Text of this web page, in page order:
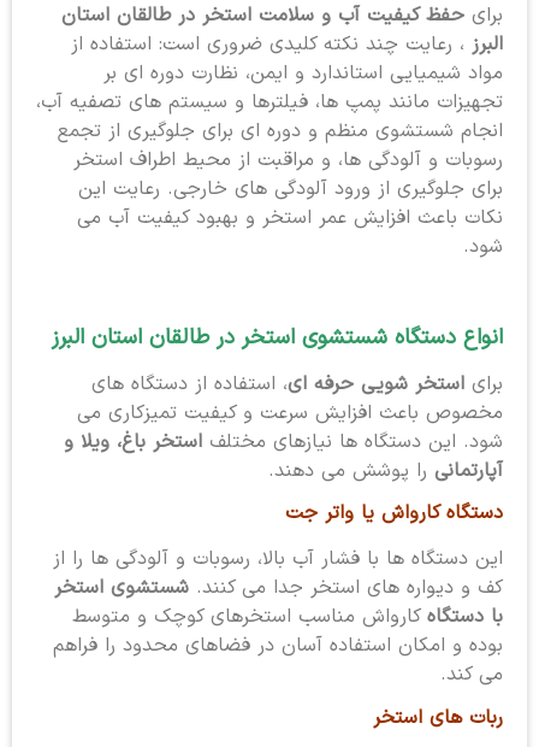
برای حفظ کیفیت آب و سلامت استخر در طالقان استان
البرز ، رعایت چند نکته کلیدی ضروری است: استفاده از
مواد شیمیایی استاندارد و ایمن، نظارت دوره ای بر
تجهیزات مانند پمپ ها، فیلترها و سیستم های تصفیه آب،
انجام شستشوی منظم و دوره ای برای جلوگیری از تجمع
رسوبات و آلودگی ها، و مراقبت از محیط اطراف استخر
برای جلوگیری از ورود آلودگی های خارجی. رعایت این
نکات باعث افزایش عمر استخر و بهبود کیفیت آب می
شود.
انواع دستگاه شستشوی استخر در طالقان استان البرز
برای استخر شویی حرفه ای، استفاده از دستگاه های
مخصوص باعث افزایش سرعت و کیفیت تمیزکاری می
شود. این دستگاه ها نیازهای مختلف استخر باغ، ویلا و
آپارتمانیرا پوشش می دهند.
دستگاه کارواش یا واتر جت
این دستگاه ها با فشار آب بالا، رسوبات و آلودگی ها را از
کف و دیواره های استخر جدا می کنند. شستشوی استخر
با دستگاهکارواش مناسب استخرهای کوچک و متوسط
بوده و امکان استفاده آسان در فضاهای محدود را فراهم
می کند.
ربات های استخر